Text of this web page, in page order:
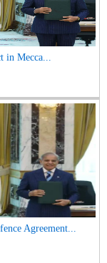
in Mecca...
Agreement...